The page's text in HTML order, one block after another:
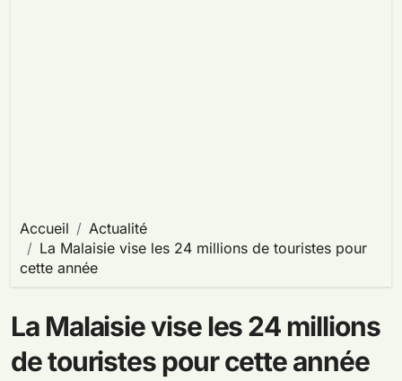
Accueil
Actualité
La Malaisie vise les 24 millions de touristes pour
cette année
La Malaisie vise les 24 millions
de touristes pour cette année